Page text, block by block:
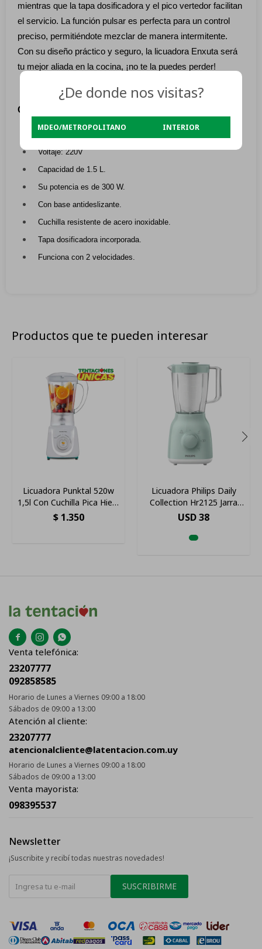
mientras que la tapa dosificadora y el pico vertedor facilitan
el servicio. La función pulsar es perfecta para un control
preciso, permitiéndote mezclar de manera intermitente.
Con su diseño práctico y seguro, la licuadora Enxuta será
tu mejor aliada en la cocina, ¡no te la puedes perder!
Características:
Voltaje: 220V
Capacidad de 1.5 L.
Su potencia es de 300 W.
Con base antideslizante.
Cuchilla resistente de acero inoxidable.
Tapa dosificadora incorporada.
Funciona con 2 velocidades.
Productos que te pueden interesar
Licuadora Punktal 520w
1,5l Con Cuchilla Pica Hielo
Color Blanco
$ 1.350
Licuadora Philips Daily
Collection Hr2125 Jarra
Color Verde Agua
USD38
  
Venta telefónica:
23207777
092858585
Horario de Lunes a Viernes 09:00 a 18:00
Sábados de 09:00 a 13:00
Atención al cliente:
23207777
atencionalcliente@latentacion.com.uy
Horario de Lunes a Viernes 09:00 a 18:00
Sábados de 09:00 a 13:00
Venta mayorista:
098395537
Newsletter
¡Suscribite y recibí todas nuestras novedades!
SUSCRIBIRME
¿De donde nos visitas?
MDEO/METROPOLITANO INTERIOR